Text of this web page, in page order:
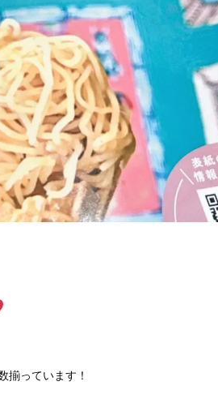
揃っています！